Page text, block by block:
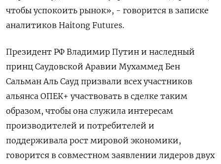
чтобы успокоить рынок», - говорится в записке
аналитиков Haitong Futures.
Президент РФ Владимир Путин и наследный
принц Саудовской Аравии Мухаммед Бен
Сальман Аль Сауд призвали всех участников
альянса ОПЕК+ участвовать в сделке таким
образом, чтобы она служила интересам
производителей и потребителей и
поддерживала рост мировой экономики,
говорится в совместном заявлении лидеров двух